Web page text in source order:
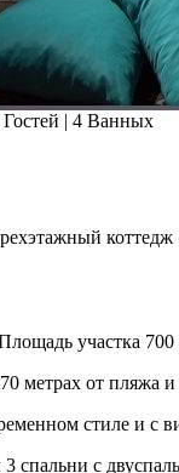
| 4 Ванных
коттедж
участка 700
метрах от пляжа
стиле и с
3 спальни с